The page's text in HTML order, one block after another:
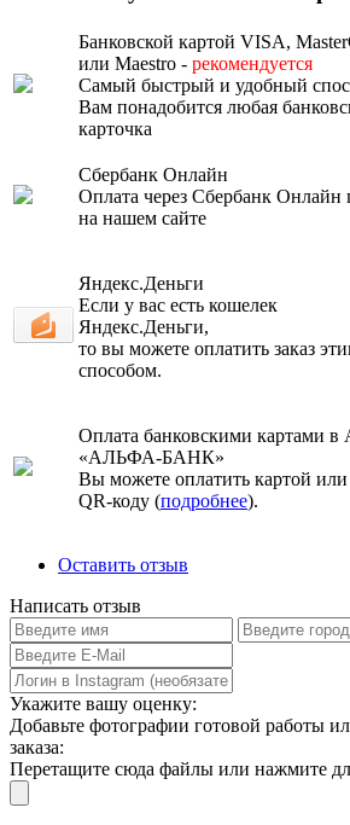
Банковской картой VISA,
или Maestro - рекомендуется
Самый быстрый и удобный
Вам понадобится любая
карточка
Сбербанк Онлайн
Оплата через Сбербанк Онлайн
на нашем сайте
Яндекс.Деньги
Если у вас есть кошелек
Яндекс.Деньги,
то вы можете оплатить заказ
способом.
Оплата банковскими картами в
«АЛЬФА-БАНК»
Вы можете оплатить картой
QR-коду (подробнее).
Оставить отзыв
Написать отзыв
Укажите вашу оценку:
Добавьте фотографии готовой работы
заказа:
Перетащите сюда файлы или нажмите